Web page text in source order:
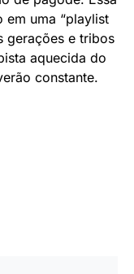
uma “playlist
gerações e tribos
aquecida do
constante.